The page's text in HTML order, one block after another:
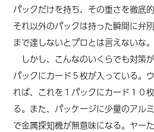
パックだけを持ち、その重さを徹底
それ以外のパックは持った瞬間に弁
まで達しないとプロとは言えないな。
しかし、こんなのいくらでも対策
パックにカード５枚が入っている。
れば、これを１パックにカード１０
る。また、パッケージに少量のアル
で金属探知機が無意味になる。ヤー